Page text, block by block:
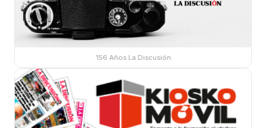
156 Años La Discusión